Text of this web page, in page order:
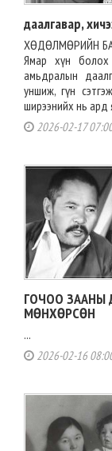
даалгавар,
ХӨДӨЛМӨРИЙН
Ямар хүн
амьдралын
уншиж, гүн
ширээнийх нь ард
2026-02-17
ГОЧОО ЗААНЫ
МӨНХӨРСӨН
...
2026-02-16